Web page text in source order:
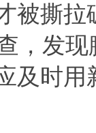
被撕拉
，发
及时用